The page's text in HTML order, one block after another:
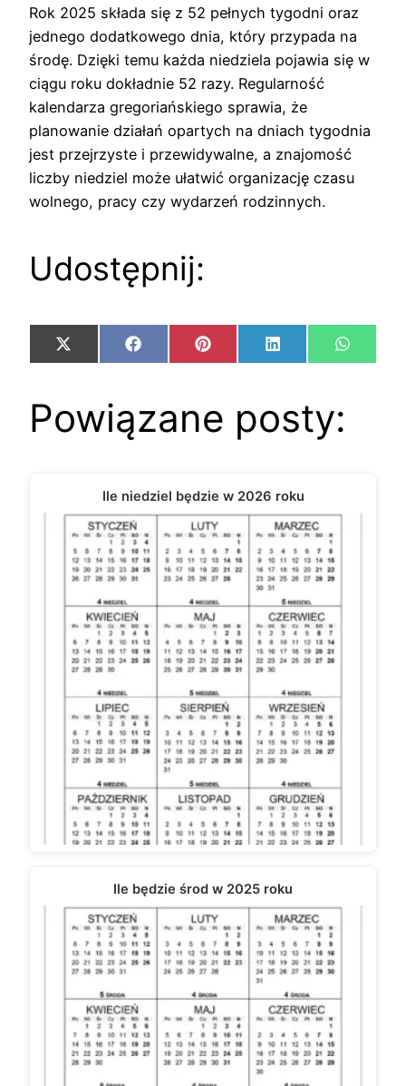
Rok 2025 składa się z 52 pełnych tygodni oraz
jednego dodatkowego dnia, który przypada na
środę. Dzięki temu każda niedziela pojawia się w
ciągu roku dokładnie 52 razy. Regularność
kalendarza gregoriańskiego sprawia, że
planowanie działań opartych na dniach tygodnia
jest przejrzyste i przewidywalne, a znajomość
liczby niedziel może ułatwić organizację czasu
wolnego, pracy czy wydarzeń rodzinnych.
Udostępnij:
Share
on
X
(Twitter)
Share
on
FacebookShare
on
Pinterest Share
on
LinkedIn Share
on
Powiązane posty:
Ile niedziel będzie w 2026 roku
Ile będzie środ w 2025 roku